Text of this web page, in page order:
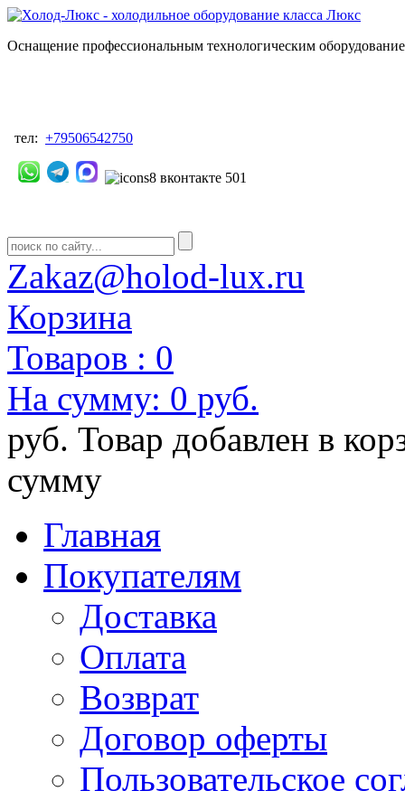
Оснащение профессиональным технологическим
тел: +79506542750
Zakaz@holod-lux.ru
Корзина
Товаров : 0
На сумму: 0 руб.
руб. Товар добавлен в
сумму
Главная
Покупателям
Доставка
Оплата
Возврат
Договор оферты
Пользовательское